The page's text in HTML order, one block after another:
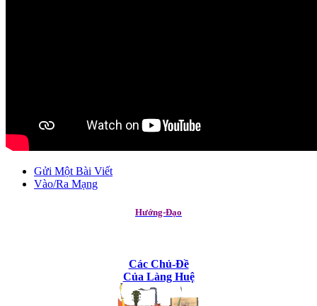
Gửi Một Bài Viết
Vào/Ra Mạng
Hướng-Đạo
Các Chủ-Đề
Của Làng Huệ